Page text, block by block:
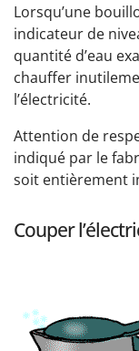
Lorsqu’une
indicateur de
quantité d’eau
chauffer
l’électricité.
Attention de
indiqué par le
soit entièrement
Couper